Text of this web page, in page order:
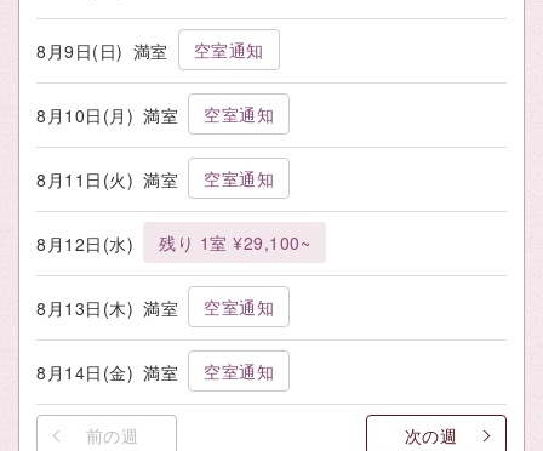
8月9日(日) 満室 空室通知
8月10日(月) 満室 空室通知
8月11日(火) 満室 空室通知
8月12日(水) 残り 1室 ¥29,100~
8月13日(木) 満室 空室通知
8月14日(金) 満室 空室通知
前の週 次の週